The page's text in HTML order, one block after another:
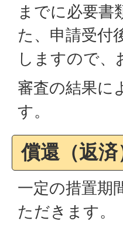
までに必要書
た、申請受付
しますので、
審査の結果に
す。
償還（返済
一定の措置期
ただきます。